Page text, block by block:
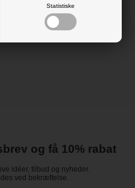
Statistiske
og få 10% rabat
idéer, tilbud og nyheder.
ved bekræftelse.